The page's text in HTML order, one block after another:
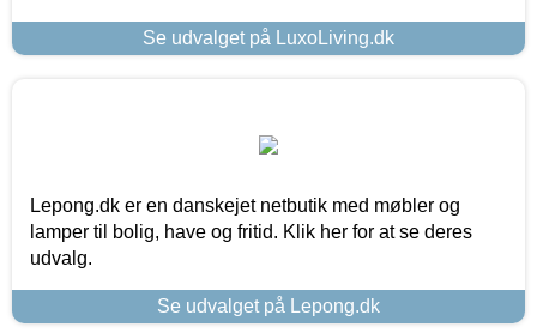
Se udvalget på LuxoLiving.dk
Lepong.dk er en danskejet netbutik med møbler og
lamper til bolig, have og fritid. Klik her for at se deres
udvalg.
Se udvalget på Lepong.dk